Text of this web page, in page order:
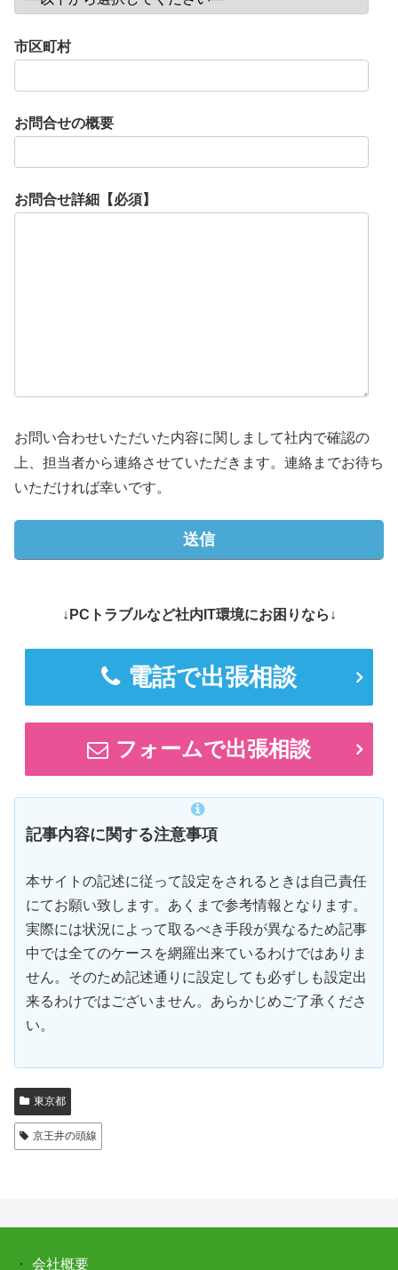
市区町村
お問合せの概要
お問合せ詳細【必須】
お問い合わせいただいた内容に関しまして社内で確認の
上、担当者から連絡させていただきます。連絡までお待ち
いただければ幸いです。
↓PCトラブルなど社内IT環境にお困りなら↓
電話で出張相談
フォームで出張相談
記事内容に関する注意事項
本サイトの記述に従って設定をされるときは自己責任
にてお願い致します。あくまで参考情報となります。
実際には状況によって取るべき手段が異なるため記事
中では全てのケースを網羅出来ているわけではありま
せん。そのため記述通りに設定しても必ずしも設定出
来るわけではございません。あらかじめご了承くださ
い。
東京都
京王井の頭線
・ 会社概要